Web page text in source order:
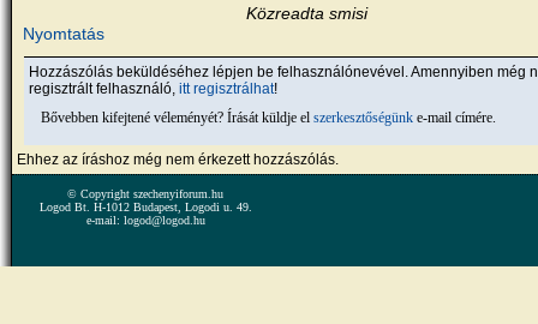
Közreadta smisi
Nyomtatás
Hozzászólás beküldéséhez lépjen be felhasználónevével. Amennyiben még
regisztrált felhasználó,itt regisztrálhat!
Bővebben kifejtené véleményét? Írását küldje elszerkesztőségünk e-mail címére.
Ehhez az íráshoz még nem érkezett hozzászólás.
© Copyright szechenyiforum.hu
Logod Bt. H-1012 Budapest, Logodi u. 49.
e-mail: logod@logod.hu